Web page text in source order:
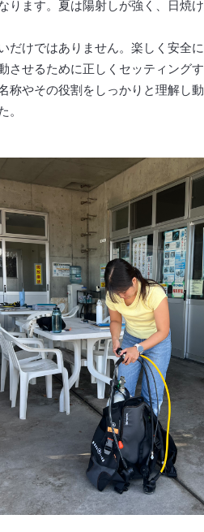
ます。夏は陽射しが強く、日焼
だけではありません。楽しく安全
させるために正しくセッティング
称やその役割をしっかりと理解し